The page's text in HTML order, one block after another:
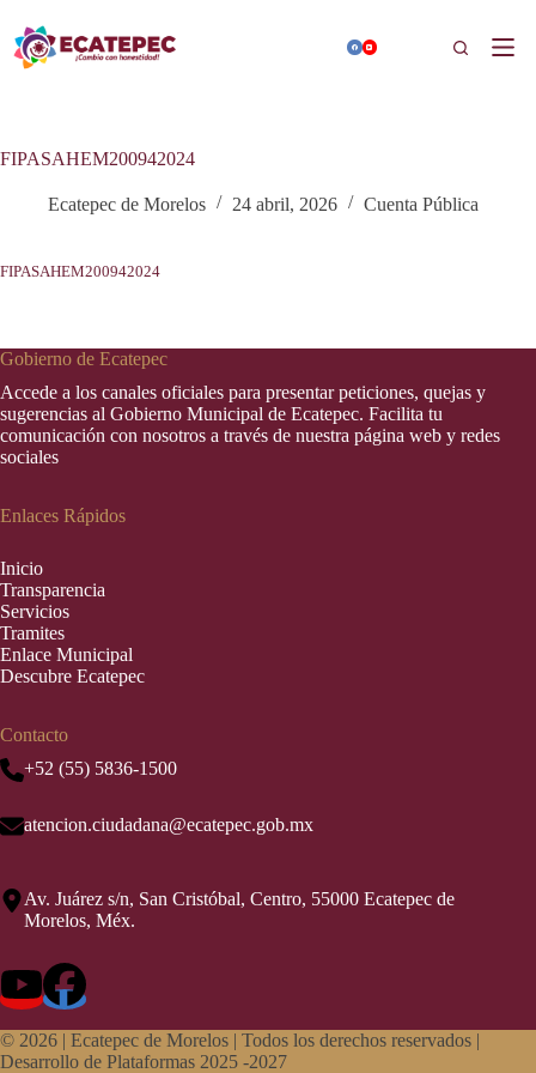
contenido
Buscar
FIPASAHEM200942024
Ecatepec de Morelos 24 abril, 2026 Cuenta Pública
FIPASAHEM200942024
Gobierno de Ecatepec
Accede a los canales oficiales para presentar peticiones, quejas y
sugerencias al Gobierno Municipal de Ecatepec. Facilita tu
comunicación con nosotros a través de nuestra página web y redes
sociales
Enlaces Rápidos
Inicio
Transparencia
Servicios
Tramites
Enlace Municipal
Descubre Ecatepec
Contacto
+52 (55) 5836-1500
atencion.ciudadana@ecatepec.gob.mx
Av. Juárez s/n, San Cristóbal, Centro, 55000 Ecatepec de
Morelos, Méx.
© 2026 | Ecatepec de Morelos | Todos los derechos reservados |
Desarrollo de Plataformas 2025 -2027